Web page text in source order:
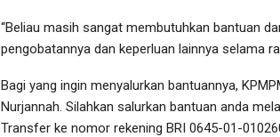
“Beliau masih sangat membutuhkan bantuan
pengobatannya dan keperluan lainnya selama
Bagi yang ingin menyalurkan bantuannya,
Nurjannah. Silahkan salurkan bantuan anda
Transfer ke nomor rekening BRI 0645-01-